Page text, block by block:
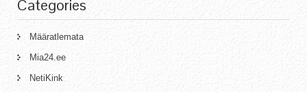
Categories
Määratlemata
Mia24.ee
NetiKink